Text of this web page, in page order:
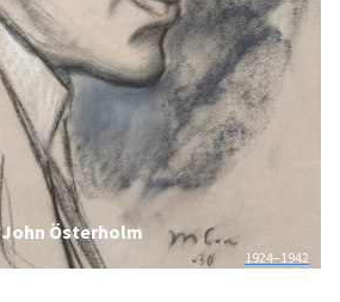
John Österholm
1924–1942